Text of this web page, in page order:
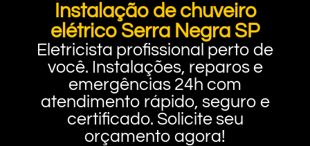
Instalação de chuveiro
elétrico Serra Negra SP
Eletricista profissional perto de
você. Instalações, reparos e
emergências 24h com
atendimento rápido, seguro e
certificado. Solicite seu
orçamento agora!